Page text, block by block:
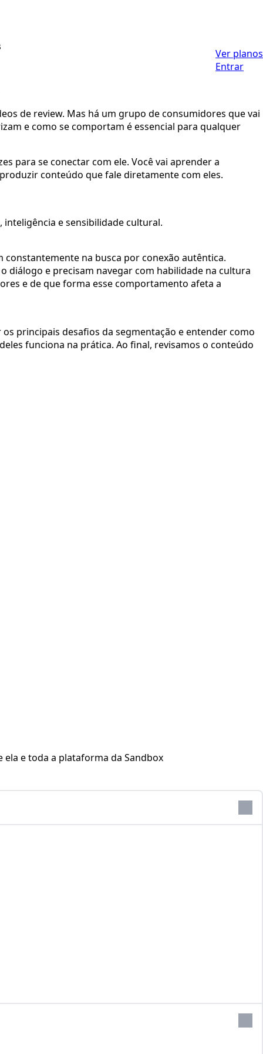
Ver planos
Entrar
de review. Mas há um grupo de consumidores que vai
e como se comportam é essencial para qualquer
para se conectar com ele. Você vai aprender a
conteúdo que fale diretamente com eles.
e sensibilidade cultural.
na busca por conexão autêntica.
diálogo e precisam navegar com habilidade na cultura
e de que forma esse comportamento afeta a
principais desafios da segmentação e entender como
funciona na prática. Ao final, revisamos o conteúdo
e toda a plataforma da Sandbox